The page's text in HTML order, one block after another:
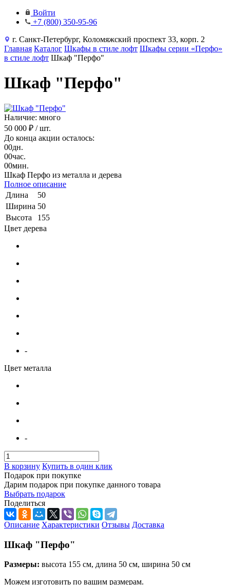
Войти
+7 (800) 350-95-96
г. Санкт-Петербург, Коломяжский проспект 33, корп. 2
Главная Каталог Шкафы в стиле лофт Шкафы серии «Перфо»
в стиле лофт Шкаф "Перфо"
Шкаф "Перфо"
Наличие: много
50 000 ₽ / шт.
До конца акции осталось:
00дн.
00час.
00мин.
Шкаф Перфо из металла и дерева
Полное описание
Длина
50
Ширина 50
Высота
155
Цвет дерева
-
Цвет металла
-
В корзину Купить в один клик
Подарок при покупке
Дарим подарок при покупке данного товара
Выбрать подарок
Поделиться
Описание Характеристики Отзывы Доставка
Шкаф "Перфо"
Размеры: высота 155 см, длина 50 см, ширина 50 см
Можем изготовить по вашим размерам.